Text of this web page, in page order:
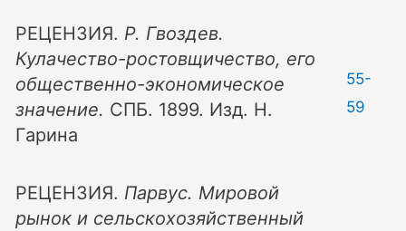
РЕЦЕНЗИЯ. Р. Гвоздев.
Кулачество-ростовщичество, его
общественно-экономическое
значение. СПБ. 1899. Изд. Н.
Гарина
55-
59
РЕЦЕНЗИЯ. Парвус. Мировой
рынок и сельскохозяйственный